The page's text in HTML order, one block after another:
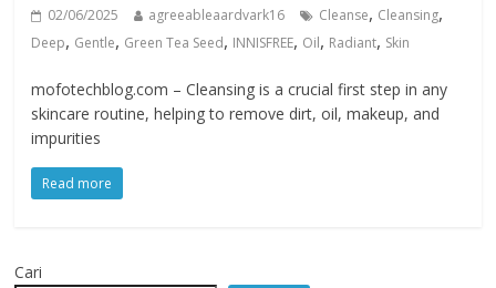
02/06/2025 agreeableaardvark16 Cleanse, Cleansing,
Deep, Gentle, Green Tea Seed, INNISFREE, Oil, Radiant, Skin
mofotechblog.com – Cleansing is a crucial first step in any
skincare routine, helping to remove dirt, oil, makeup, and
impurities
Read more
Cari